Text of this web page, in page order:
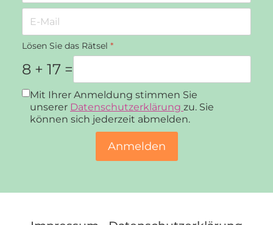
Lösen Sie das Rätsel *
8 + 17 =
Datenschutz*
Mit Ihrer Anmeldung stimmen Sie
unserer Datenschutzerklärung zu. Sie
können sich jederzeit abmelden.
Anmelden